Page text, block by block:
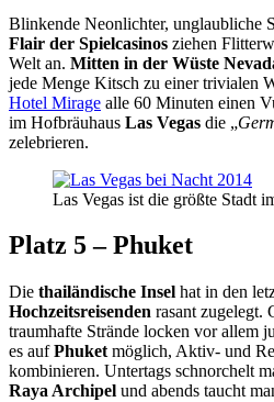
Blinkende Neonlichter, unglaubliche
Flair der Spielcasinos ziehen
Welt an. Mitten in der Wüste
jede Menge Kitsch zu einer trivialen
Hotel Mirage alle 60 Minuten einen
im Hofbräuhaus Las Vegas die „
zelebrieren.
Las Vegas ist die größte Stadt
Platz 5 – Phuket
Die thailändische Insel hat in den
Hochzeitsreisenden rasant zugelegt.
traumhafte Strände locken vor allem
es aufPhuket möglich, Aktiv- und
kombinieren. Untertags schnorchelt
Raya Archipel und abends taucht